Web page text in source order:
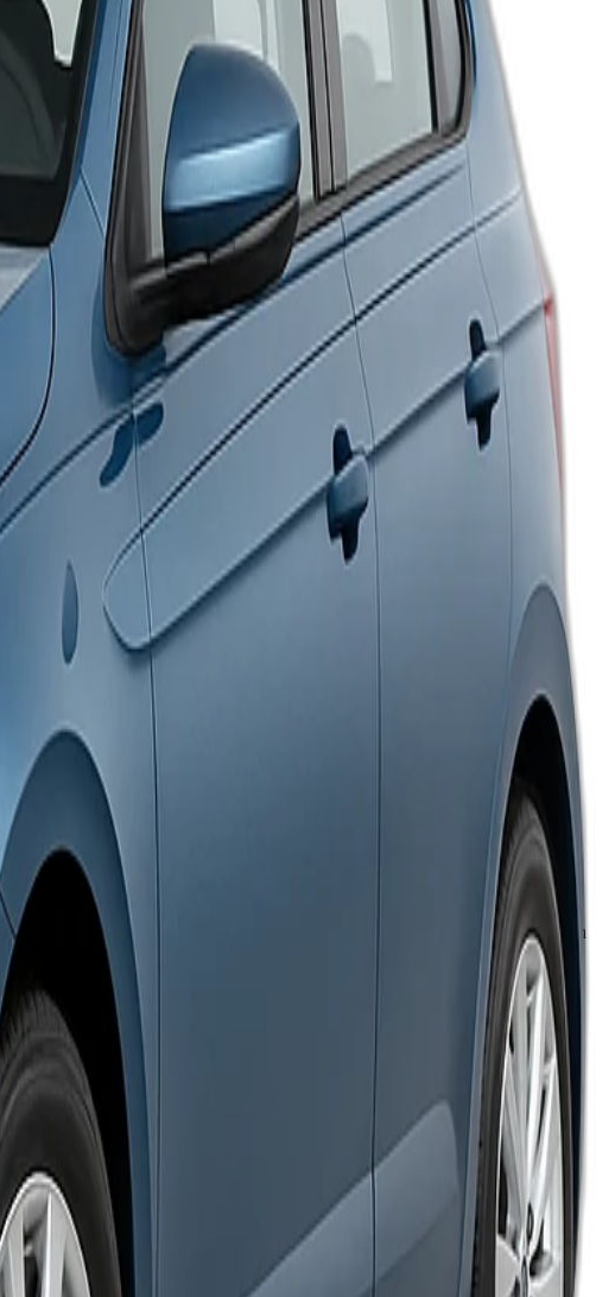
Su motor Gasolina con cambio manual equilibra rendimiento y consumo en
cualquier oficina de la isla.